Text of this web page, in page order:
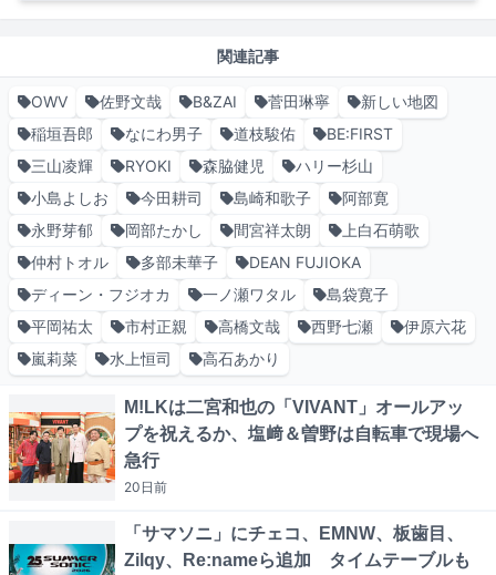
関連記事
OWV 佐野文哉 B&ZAI 菅田琳寧
新しい地図
稲垣吾郎
なにわ男子 道枝駿佑
BE:FIRST
三山凌輝
RYOKI 森脇健児
ハリー杉山
小島よしお
今田耕司 島崎和歌子
阿部寛
永野芽郁
岡部たかし 間宮祥太朗
上白石萌歌
仲村トオル
多部未華子
DEAN FUJIOKA
ディーン・フジオカ
一ノ瀬ワタル
島袋寛子
平岡祐太
市村正親 高橋文哉 西野七瀬
伊原六花
嵐莉菜
水上恒司 高石あかり
M!LKは二宮和也の「VIVANT」オールアッ
プを祝えるか、塩﨑＆曽野は自転車で現場へ
急行
20日前
「サマソニ」にチェコ、EMNW、板歯目、
Zilqy、Re:nameら追加 タイムテーブルも